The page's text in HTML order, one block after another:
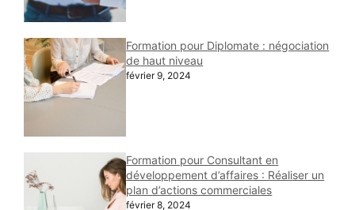
Formation pour Diplomate : négociation
de haut niveau
février 9, 2024
Formation pour Consultant en
développement d’affaires : Réaliser un
plan d’actions commerciales
février 8, 2024